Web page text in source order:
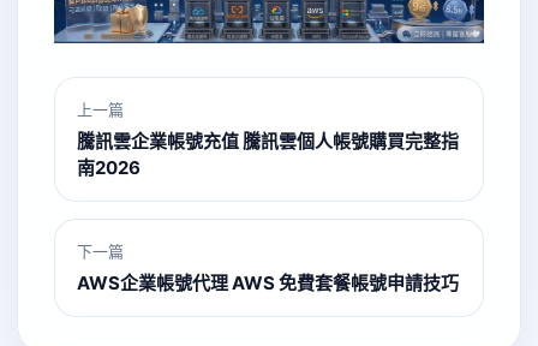
上一篇
騰訊雲企業帳號充值 騰訊雲個人帳號購買完整指
南2026
下一篇
AWS企業帳號代理 AWS 免費套餐帳號申請技巧